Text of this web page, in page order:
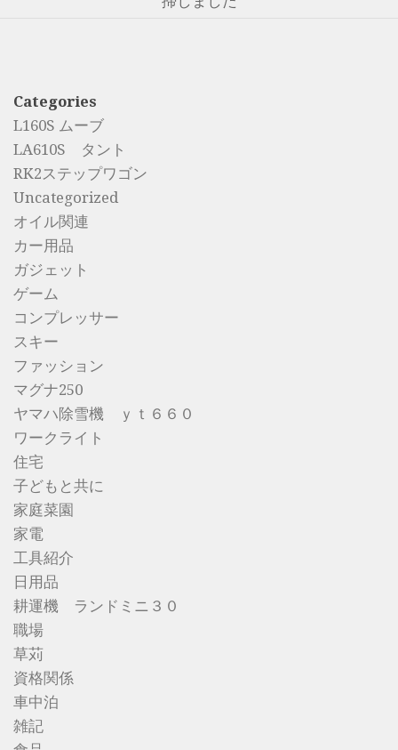
Categories
L160S ムーブ
LA610S タント
RK2ステップワゴン
Uncategorized
オイル関連
カー用品
ガジェット
ゲーム
コンプレッサー
スキー
ファッション
マグナ250
ヤマハ除雪機 ｙｔ６６０
ワークライト
住宅
子どもと共に
家庭菜園
家電
工具紹介
日用品
耕運機 ランドミニ３０
職場
草苅
資格関係
車中泊
雑記